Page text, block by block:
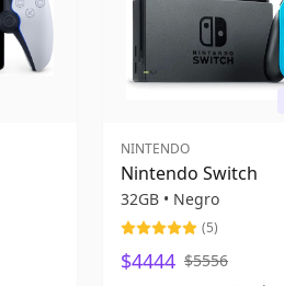
NINTENDO
Nintendo Switch
32GB • Negro
(5)
$4444 $5556